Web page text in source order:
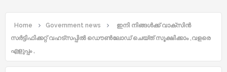
Home Government news
ഇനി നിങ്ങൾക്ക് വാക്‌സിൻ
സർട്ടിഫിക്കറ്റ് വഹട്സപ്പിൽ ഡൌൺലോഡ് ചെയ്ത് സൂക്ഷിക്കാം ,വളരെ
എളുപ്പം ,